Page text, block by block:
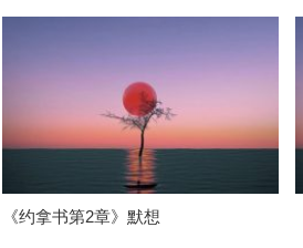
《约拿书第2章》默想